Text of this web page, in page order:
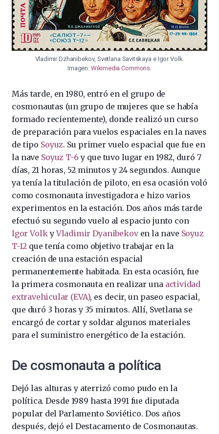
Vladimir Dzhanibekov, Svetlana Savitskaya e Igor Volk.
Imagen: Wikimedia Commons
Más tarde, en 1980, entró en el grupo de
cosmonautas (un grupo de mujeres que se había
formado recientemente), donde realizó un curso
de preparación para vuelos espaciales en la naves
de tipo Soyuz. Su primer vuelo espacial que fue en
la nave Soyuz T-6 y que tuvo lugar en 1982, duró 7
días, 21 horas, 52 minutos y 24 segundos. Aunque
ya tenía la titulación de piloto, en esa ocasión voló
como cosmonauta investigadora e hizo varios
experimentos en la estación. Dos años más tarde
efectuó su segundo vuelo al espacio junto con
Igor VolkyVladimir Dyanibekoven la nave Soyuz
T-12 que tenía como objetivo trabajar en la
creación de una estación espacial
permanentemente habitada. En esta ocasión, fue
la primera cosmonauta en realizar una actividad
extravehicular (EVA), es decir, un paseo espacial,
que duró 3 horas y 35 minutos. Allí, Svetlana se
encargó de cortar y soldar algunos materiales
para el suministro energético de la estación.
De cosmonauta a política
Dejó las alturas y aterrizó como pudo en la
política. Desde 1989 hasta 1991 fue diputada
popular del Parlamento Soviético. Dos años
después, dejó el Destacamento de Cosmonautas.